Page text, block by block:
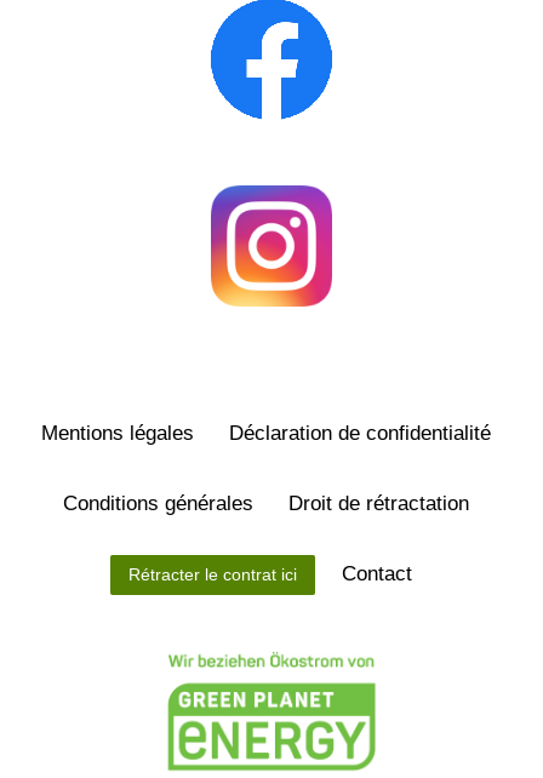
Mentions légales Déclaration de confidentialité
Conditions générales Droit de rétractation
Rétracter le contrat ici Contact